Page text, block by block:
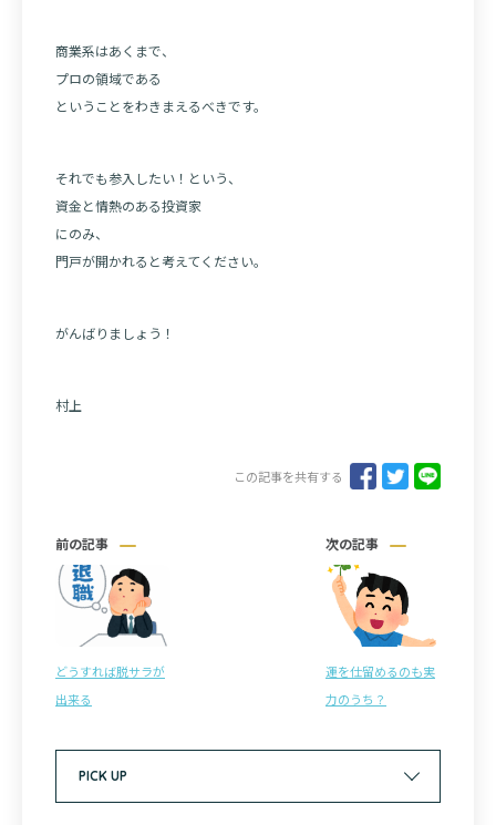
商業系はあくまで、
プロの領域である
ということをわきまえるべきです。
それでも参入したい！という、
資金と情熱のある投資家
にのみ、
門戸が開かれると考えてください。
がんばりましょう！
村上
この記事を共有する
前の記事
どうすれば脱サラが
出来る
次の記事
運を仕留めるのも実
力のうち？
PICK UP